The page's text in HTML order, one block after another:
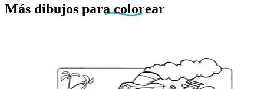
Más dibujos para colorear